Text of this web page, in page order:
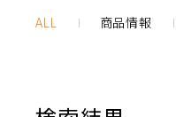
ALL 商品情報